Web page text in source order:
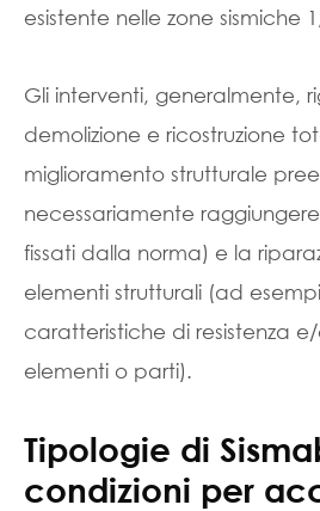
esistente nelle zone sismiche
Gli interventi, generalmente,
demolizione e ricostruzione
miglioramento strutturale
necessariamente raggiungere
fissati dalla norma) e la
elementi strutturali (ad
caratteristiche di resistenza
elementi o parti).
Tipologie di
condizioni per